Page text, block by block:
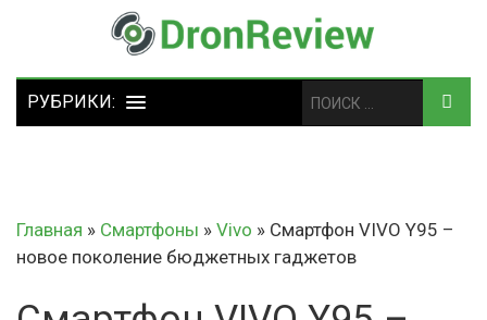
Главная » Смартфоны » Vivo » Смартфон VIVO Y95 –
новое поколение бюджетных гаджетов